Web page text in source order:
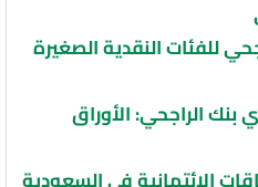
للفئات النقدية الصغيرة
بنك الراجحي: الأوراق